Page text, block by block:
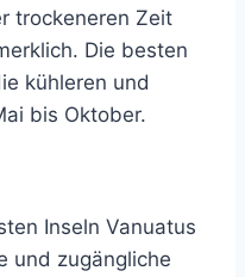
trockeneren Zeit
Die besten
kühleren und
bis Oktober.
Inseln Vanuatus
und zugängliche